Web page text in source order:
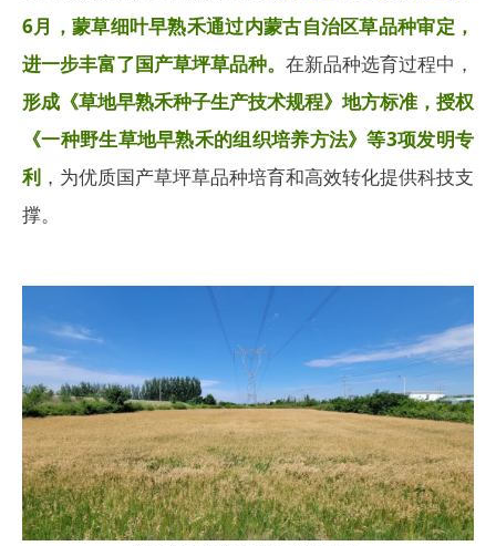
6月，蒙草细叶早熟禾通过内蒙古自治区草品种审定，
进一步丰富了国产草坪草品种。 在新品种选育过程中，
形成《草地早熟禾种子生产技术规程》地方标准，授权
《一种野生草地早熟禾的组织培养方法》等3项发明专
利 ，为优质国产草坪草品种培育和高效转化提供科技支
撑。